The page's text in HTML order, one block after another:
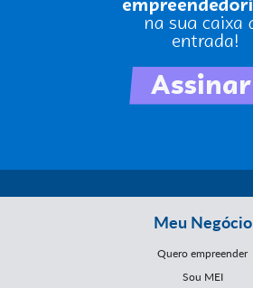
Meu Negócio
Quero empreender
Sou MEI